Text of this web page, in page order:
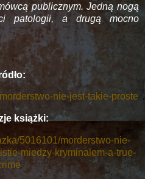
publicznym. Jedną nogą
patologii, a drugą mocno
nie-jest-takie-proste
książki:
5016101/morderstwo-nie-
miedzy-kryminalem-a-true-